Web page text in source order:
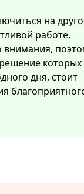
на
работе,
которых
дня, стоит